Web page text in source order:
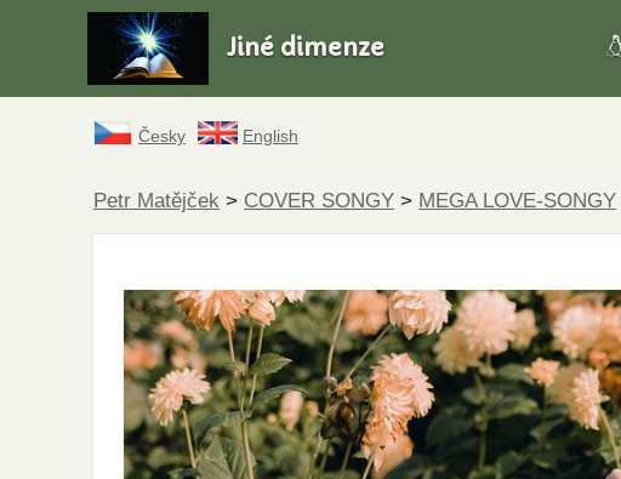
Jiné dimenze
Česky English
Petr Matějček > COVER SONGY > MEGA LOVE-SONGY